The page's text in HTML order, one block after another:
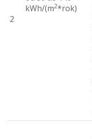
2
kWh/(m2*rok)